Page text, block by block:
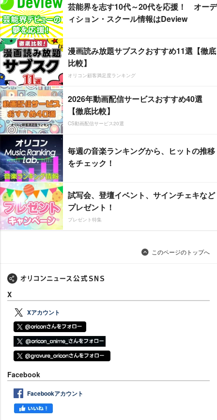
芸能界を志す10代～20代を応援！ オーデ
ィション・スクール情報はDeview
漫画読み放題サブスクおすすめ11選【徹底
比較】
オリコン顧客満足度ランキング
2026年動画配信サービスおすすめ40選
【徹底比較】
CS動画配信サービス20選
毎週の音楽ランキングから、ヒットの推移
をチェック！
試写会、登壇イベント、サインチェキなど
プレゼント！
プレゼント特集
このページのトップへ
X
Xアカウント
Facebook
Facebookアカウント